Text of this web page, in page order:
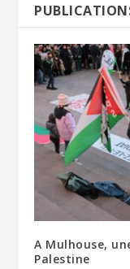
A Mulhouse,
Palestine